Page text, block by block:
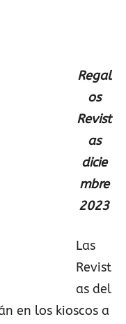
Regal
os
Revist
as
dicie
mbre
2023
Las
Revist
as del
en los kioscos a